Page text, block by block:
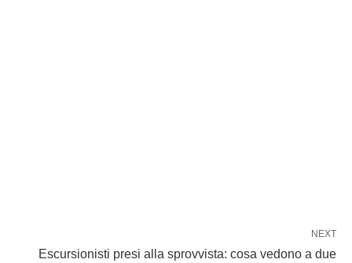
NEXT
Escursionisti presi alla sprovvista: cosa vedono a due